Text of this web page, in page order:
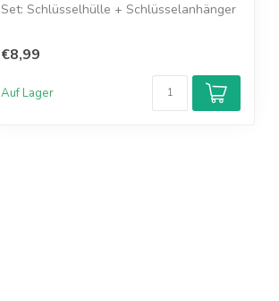
Set: Schlüsselhülle + Schlüsselanhänger
€8,99
Auf Lager